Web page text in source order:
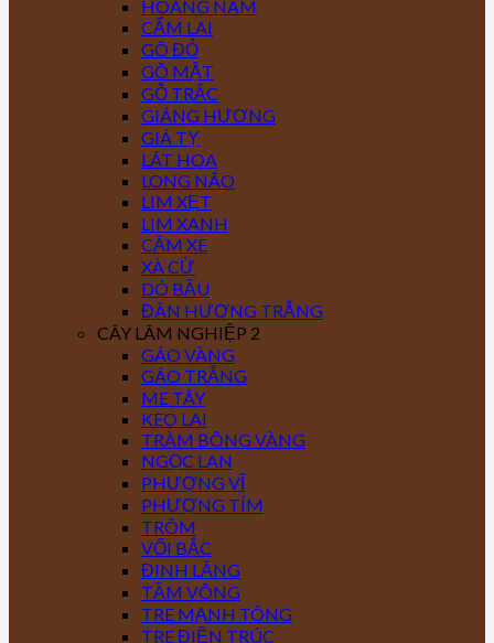
HOÀNG NAM
CẨM LAI
GÕ ĐỎ
GÕ MẬT
GỖ TRẮC
GIÁNG HƯƠNG
GIÁ TỴ
LÁT HOA
LONG NÃO
LIM XẸT
LIM XANH
CĂM XE
XÀ CỪ
DÓ BẦU
ĐÀN HƯƠNG TRẮNG
CÂY LÂM NGHIỆP 2
GÁO VÀNG
GÁO TRẮNG
ME TÂY
KEO LAI
TRÀM BÔNG VÀNG
NGỌC LAN
PHƯỢNG VĨ
PHƯỢNG TÍM
TRÔM
VỐI BẮC
ĐINH LĂNG
TẦM VÔNG
TRE MẠNH TÔNG
TRE ĐIỀN TRÚC